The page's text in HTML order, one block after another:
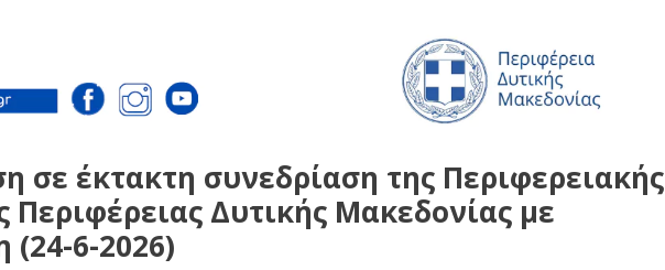
σε έκτακτη συνεδρίαση της Περιφερειακής
Περιφέρειας Δυτικής Μακεδονίας με
(24-6-2026)